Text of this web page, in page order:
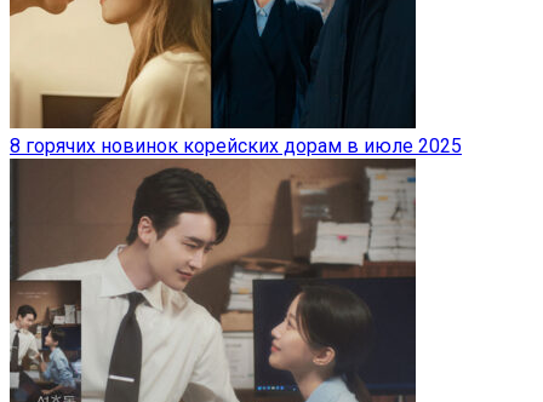
8 горячих новинок корейских дорам в июле 2025